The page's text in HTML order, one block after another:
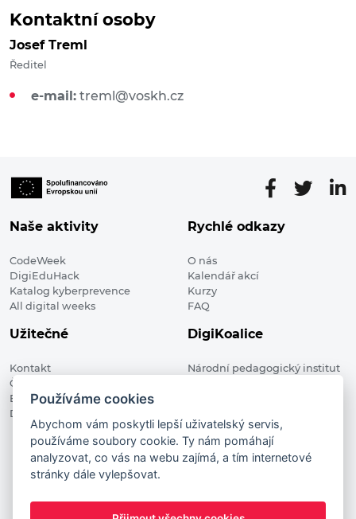
Kontaktní osoby
Josef Treml
Ředitel
e-mail: treml@voskh.cz
Naše aktivity
CodeWeek
DigiEduHack
Katalog kyberprevence
All digital weeks
Rychlé odkazy
O nás
Kalendář akcí
Kurzy
FAQ
Užitečné
Kontakt
Členské organizace
Blog
Digitalizace ve vzdělávání
DigiKoalice
Národní pedagogický institut
DigiKoalice 2021. All rights reserved
Vstup do administrace
This project has received funding from the European
Commission Innovation and Networks Executive Agency (now
Používáme cookies
Abychom vám poskytli lepší uživatelský servis,
používáme soubory cookie. Ty nám pomáhají
analyzovat, co vás na webu zajímá, a tím internetové
stránky dále vylepšovat.